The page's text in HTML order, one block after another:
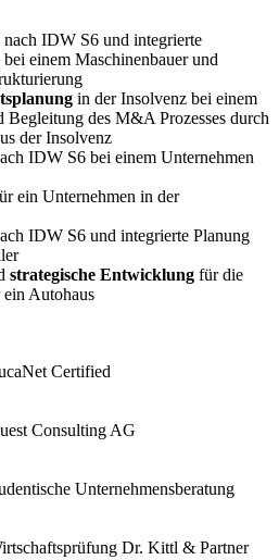
nach IDW S6 und integrierte
einem Maschinenbauer und
in der Insolvenz bei einem
Begleitung des M&A Prozesses durch
der Insolvenz
IDW S6 bei einem Unternehmen
ein Unternehmen in der
IDW S6 und integrierte Planung
strategische Entwicklung für die
Autohaus
Certified
Consulting AG
Unternehmensberatung
Dr. Kittl & Partner